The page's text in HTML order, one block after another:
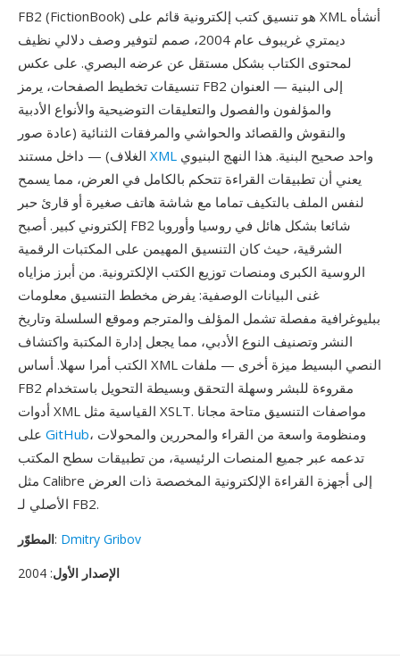
FB2 (FictionBook) هو تنسيق كتب إلكترونية قائم على XML أنشأه
ديمتري غريبوف عام 2004، صمم لتوفير وصف دلالي نظيف
لمحتوى الكتاب بشكل مستقل عن عرضه البصري. على عكس
تنسيقات تخطيط الصفحات، يرمز FB2 إلى البنية — العنوان
والمؤلفون والفصول والتعليقات التوضيحية والأنواع الأدبية
والنقوش والقصائد والحواشي والمرفقات الثنائية (عادة صور
XML
يعني أن تطبيقات القراءة تتحكم بالكامل في العرض، مما يسمح
لنفس الملف بالتكيف تماما مع شاشة هاتف صغيرة أو قارئ حبر
إلكتروني كبير. أصبح FB2 شائعا بشكل هائل في روسيا وأوروبا
الشرقية، حيث كان التنسيق المهيمن على المكتبات الرقمية
الروسية الكبرى ومنصات توزيع الكتب الإلكترونية. من أبرز مزاياه
غنى البيانات الوصفية: يفرض مخطط التنسيق معلومات
ببليوغرافية مفصلة تشمل المؤلف والمترجم وموقع السلسلة وتاريخ
النشر وتصنيف النوع الأدبي، مما يجعل إدارة المكتبة واكتشاف
الكتب أمرا سهلا. أساس XML النصي البسيط ميزة أخرى — ملفات
FB2 مقروءة للبشر وسهلة التحقق وبسيطة التحويل باستخدام
أدوات XML القياسية مثل XSLT. مواصفات التنسيق متاحة مجانا
GitHub، ومنظومة واسعة من القراء والمحررين والمحولات
تدعمه عبر جميع المنصات الرئيسية، من تطبيقات سطح المكتب
مثل Calibre إلى أجهزة القراءة الإلكترونية المخصصة ذات العرض
الأصلي لـ FB2.
المطوّر: Dmitry Gribov
الإصدار الأول: 2004